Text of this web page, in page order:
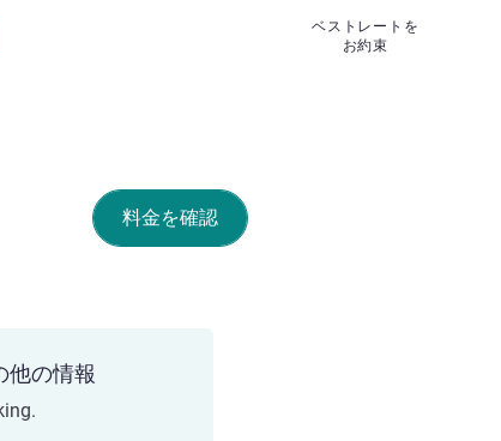
ベストレートを
お約束
料金を確認
他の情報